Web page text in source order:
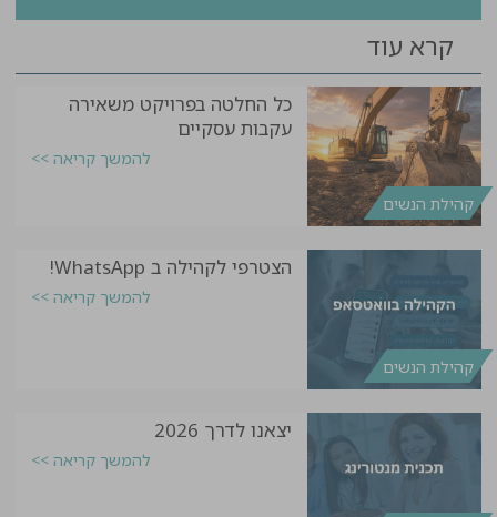
קרא עוד
קהילת הנשים
כל החלטה בפרויקט משאירה
עקבות עסקיים
להמשך קריאה >>
קהילת הנשים
הצטרפי לקהילה ב WhatsApp!
להמשך קריאה >>
יצאנו לדרך 2026
להמשך קריאה >>